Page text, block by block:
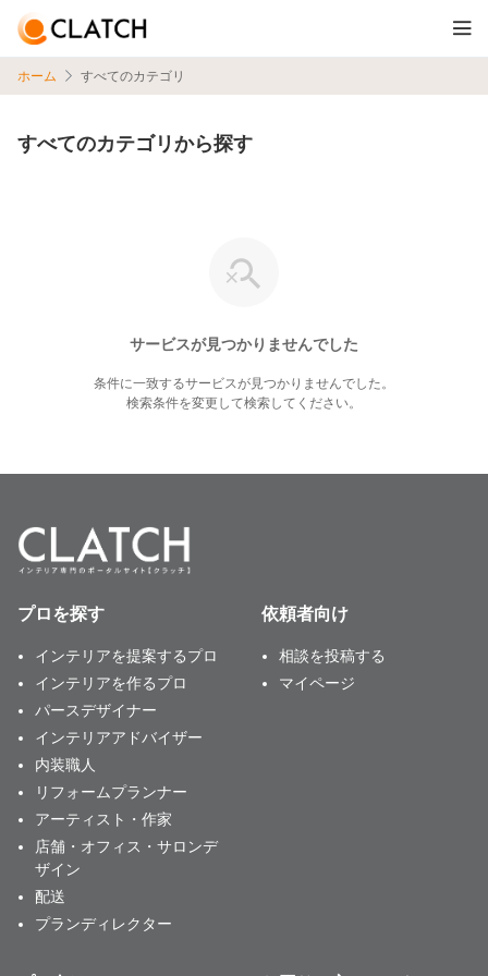
ホーム すべてのカテゴリ
すべてのカテゴリから探す
サービスが見つかりませんでした
条件に一致するサービスが見つかりませんでした。
検索条件を変更して検索してください。
プロを探す
インテリアを提案するプロ
インテリアを作るプロ
パースデザイナー
インテリアアドバイザー
内装職人
リフォームプランナー
アーティスト・作家
店舗・オフィス・サロンデ
ザイン
配送
プランディレクター
依頼者向け
相談を投稿する
マイページ